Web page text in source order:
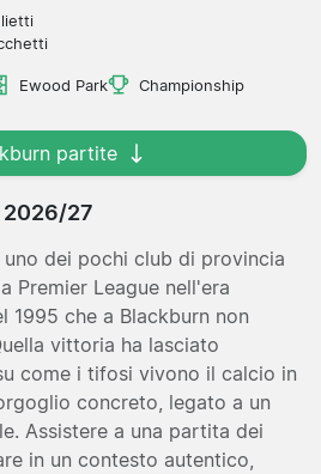
Ewood Park Championship
partite
27
uno dei pochi club di provincia
Premier League nell'era
1995 che a Blackburn non
vittoria ha lasciato
come i tifosi vivono il calcio in
concreto, legato a un
Assistere a una partita dei
in un contesto autentico,